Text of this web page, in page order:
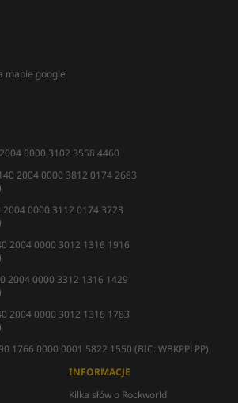
mapie google
0000 3102 3558 4460
2004 0000 3812 0174 2683
2004 0000 3112 0174 3723
2004 0000 3012 1316 1916
2004 0000 3312 1316 1429
2004 0000 3012 1316 1783
1766 0000 0001 5822 1550 (BIC: WBKPPLPP)
INFORMACJE
Kilka słów o Rockworld